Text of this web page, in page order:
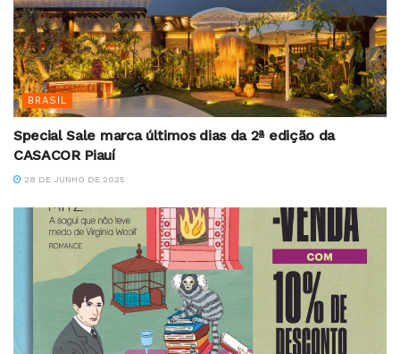
BRASIL
Special Sale marca últimos dias da 2ª edição da
CASACOR Piauí
28 DE JUNHO DE 2025